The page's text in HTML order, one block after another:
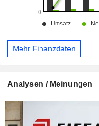
Mehr Finanzdaten
Analysen / Meinungen